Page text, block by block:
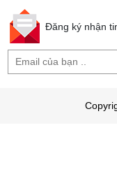
Đăng ký nhận